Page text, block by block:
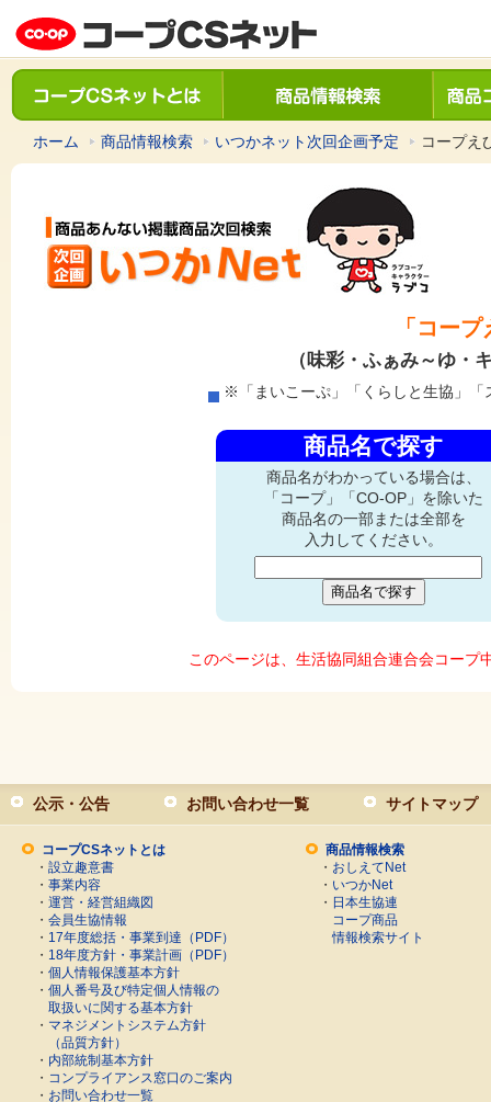
ホーム 商品情報検索 いつかネット次回企画予定 コープえ
「コー
（味彩・ふぁみ～ゆ・
※「まいこーぷ」「くらしと生協」「
商品名で探す
商品名がわかっている場合は、
「コープ」「CO-OP」を除いた
商品名の一部または全部を
入力してください。
このページは、生活協同組合連合会コー
公示・公告 お問い合わせ一覧 サイトマップ
コープCSネットとは
・ 設立趣意書
・ 事業内容
・ 運営・経営組織図
・ 会員生協情報
・ 17年度総括・事業到達（PDF）
・ 18年度方針・事業計画（PDF）
・ 個人情報保護基本方針
・ 個人番号及び特定個人情報の
取扱いに関する基本方針
・ マネジメントシステム方針
（品質方針）
・ 内部統制基本方針
・ コンプライアンス窓口のご案内
・ お問い合わせ一覧
商品情報検索
・ おしえてNet
・ いつかNet
・ 日本生協連
コープ商品
情報検索サイト